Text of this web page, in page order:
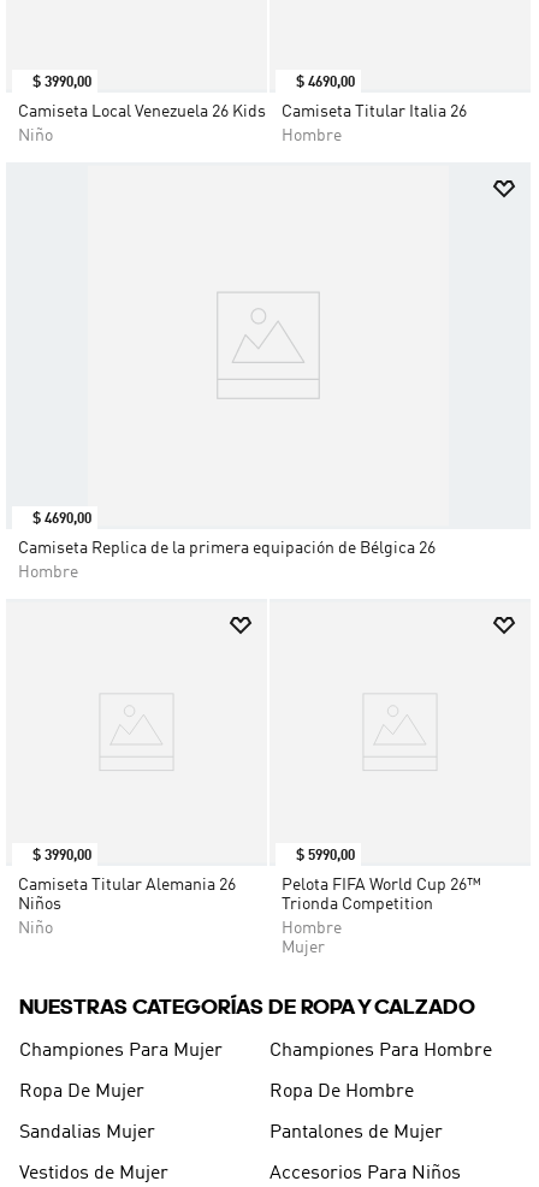
$ 3990,00
Camiseta Local Venezuela 26 Kids
Niño
$ 4690,00
Camiseta Titular Italia 26
Hombre
$ 4690,00
Camiseta Replica de la primera equipación de Bélgica 26
Hombre
$ 3990,00
Camiseta Titular Alemania 26
Niños
Niño
$ 5990,00
Pelota FIFA World Cup 26™
Trionda Competition
Hombre
Mujer
NUESTRAS CATEGORÍAS DE ROPA Y CALZADO
Championes Para Mujer Championes Para Hombre
Ropa De Mujer Ropa De Hombre
Sandalias Mujer Pantalones de Mujer
Vestidos de Mujer Accesorios Para Niños